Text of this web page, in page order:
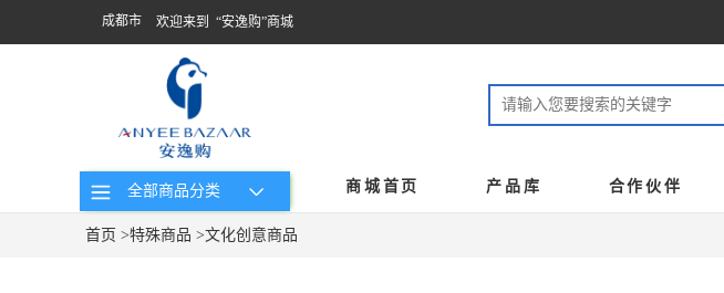
成都市 欢迎来到 “安逸购”商城
全部商品分类 商城首页 产品库 合作伙伴
首页 >特殊商品 >文化创意商品